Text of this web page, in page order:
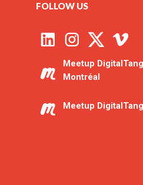
FOLLOW US
Meetup
Montréal
Meetup